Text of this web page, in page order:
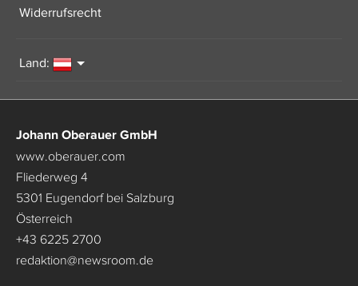
Widerrufsrecht
Land:
Johann Oberauer GmbH
www.oberauer.com
Fliederweg 4
5301 Eugendorf bei Salzburg
Österreich
+43 6225 2700
redaktion@newsroom.de